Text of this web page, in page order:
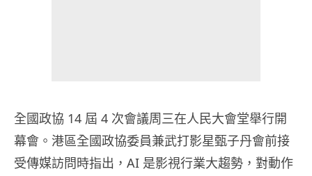
全國政協 14 屆 4 次會議周三在人民大會堂舉行開
幕會。港區全國政協委員兼武打影星甄子丹會前接
受傳媒訪問時指出，AI 是影視行業大趨勢，對動作